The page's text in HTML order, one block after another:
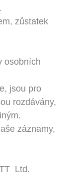
zůstatek
osobních
jsou pro
rozdávány,
záznamy,
Ltd.